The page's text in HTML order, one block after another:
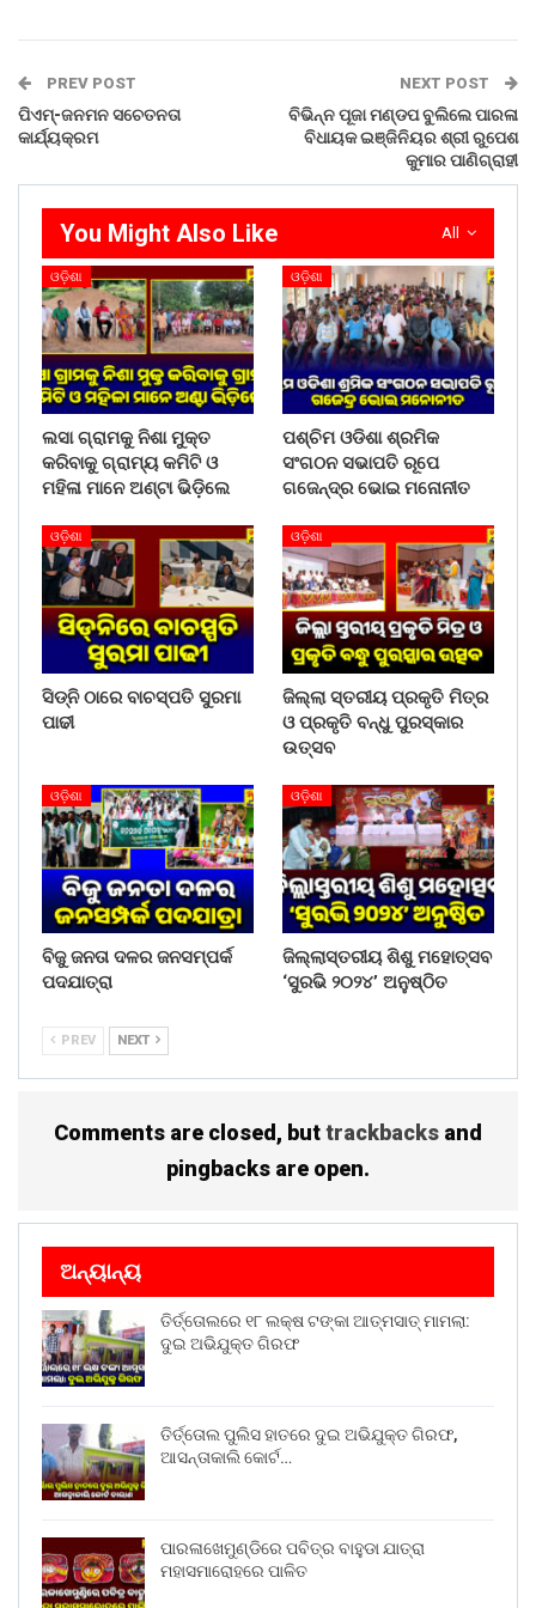
PREV POST
ପିଏମ୍-ଜନମନ ସଚେତନତା
କାର୍ଯ୍ୟକ୍ରମ
NEXT POST
ବିଭିନ୍ନ ପୂଜା ମଣ୍ଡପ ବୁଲିଲେ ପାରଳା
ବିଧାୟକ ଇଞ୍ଜିନିୟର ଶ୍ରୀ ରୁପେଶ
କୁମାର ପାଣିଗ୍ରାହୀ
All
You Might Also Like
ଓଡ଼ିଶା
ଲସା ଗ୍ରାମକୁ ନିଶା ମୁକ୍ତ
କରିବାକୁ ଗ୍ରାମ୍ୟ କମିଟି ଓ
ମହିଳା ମାନେ ଅଣ୍ଟା ଭିଡ଼ିଲେ
ଓଡ଼ିଶା
ପଶ୍ଚିମ ଓଡିଶା ଶ୍ରମିକ
ସଂଗଠନ ସଭାପତି ରୂପେ
ଗଜେନ୍ଦ୍ର ଭୋଇ ମନୋନୀତ
ଓଡ଼ିଶା
ସିଡ୍‌ନି ଠାରେ ବାଚସ୍ପତି ସୁରମା
ପାଢୀ
ଓଡ଼ିଶା
ଜିଲ୍ଲା ସ୍ତରୀୟ ପ୍ରକୃତି ମିତ୍ର
ଓ ପ୍ରକୃତି ବନ୍ଧୁ ପୁରସ୍କାର
ଉତ୍ସବ
ଓଡ଼ିଶା
ବିଜୁ ଜନତା ଦଳର ଜନସମ୍ପର୍କ
ପଦଯାତ୍ରା
ଓଡ଼ିଶା
ଜିଲ୍ଲାସ୍ତରୀୟ ଶିଶୁ ମହୋତ୍ସବ
‘ସୁରଭି ୨୦୨୪’ ଅନୁଷ୍ଠିତ
PREV NEXT
Comments are closed, buttrackbacks and
pingbacks are open.
ଅନ୍ୟାନ୍ୟ
ତିର୍ତ୍ତୋଲରେ ୧୮ ଲକ୍ଷ ଟଙ୍କା ଆତ୍ମସାତ୍ ମାମଲା:
ଦୁଇ ଅଭିଯୁକ୍ତ ଗିରଫ
ତିର୍ତ୍ତୋଲ ପୁଲିସ ହାତରେ ଦୁଇ ଅଭିଯୁକ୍ତ ଗିରଫ,
ଆସନ୍ତାକାଲି କୋର୍ଟ…
ପାରଳାଖେମୁଣ୍ଡିରେ ପବିତ୍ର ବାହୁଡା ଯାତ୍ରା
ମହାସମାରୋହରେ ପାଳିତ